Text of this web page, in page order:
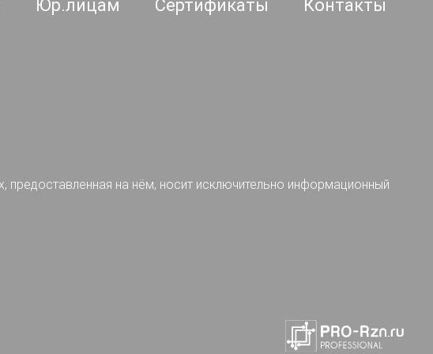
Юр.лицам Сертификаты Контакты
на нём, носит исключительно информационный